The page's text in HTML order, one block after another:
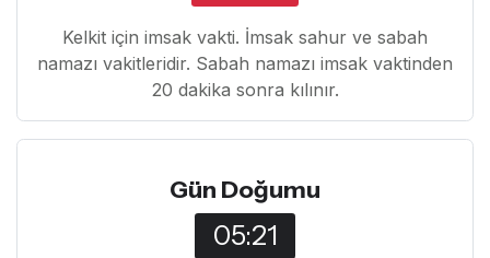
Kelkit için imsak vakti. İmsak sahur ve sabah
namazı vakitleridir. Sabah namazı imsak vaktinden
20 dakika sonra kılınır.
Gün Doğumu
05:21